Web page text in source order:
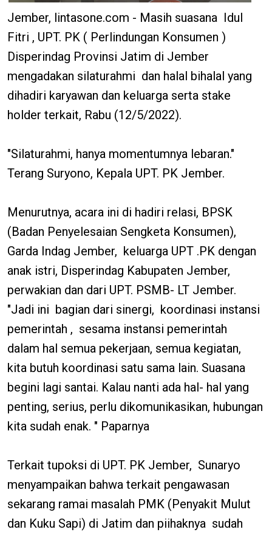
Jember, lintasone.com - Masih suasana Idul
Fitri , UPT. PK ( Perlindungan Konsumen )
Disperindag Provinsi Jatim di Jember
mengadakan silaturahmi dan halal bihalal yang
dihadiri karyawan dan keluarga serta stake
holder terkait, Rabu (12/5/2022).
"Silaturahmi, hanya momentumnya lebaran."
Terang Suryono, Kepala UPT. PK Jember.
Menurutnya, acara ini di hadiri relasi, BPSK
(Badan Penyelesaian Sengketa Konsumen),
Garda Indag Jember, keluarga UPT .PK dengan
anak istri, Disperindag Kabupaten Jember,
perwakian dan dari UPT. PSMB- LT Jember.
"Jadi ini bagian dari sinergi, koordinasi instansi
pemerintah , sesama instansi pemerintah
dalam hal semua pekerjaan, semua kegiatan,
kita butuh koordinasi satu sama lain. Suasana
begini lagi santai. Kalau nanti ada hal- hal yang
penting, serius, perlu dikomunikasikan, hubungan
kita sudah enak. " Paparnya
Terkait tupoksi di UPT. PK Jember, Sunaryo
menyampaikan bahwa terkait pengawasan
sekarang ramai masalah PMK (Penyakit Mulut
dan Kuku Sapi) di Jatim dan piihaknya sudah